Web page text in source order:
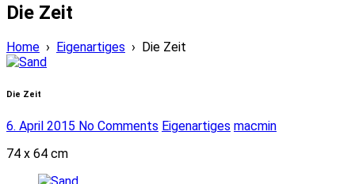
Die Zeit
Home › Eigenartiges › Die Zeit
Die Zeit
6. April 2015 No Comments Eigenartiges macmin
74 x 64 cm